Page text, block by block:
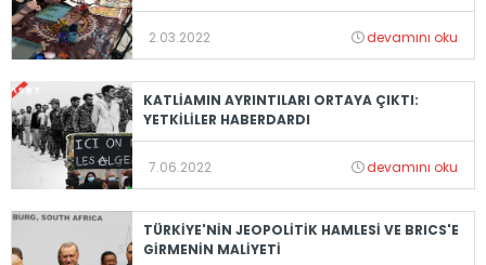
2.03.2022 devamını oku
KATLİAMIN AYRINTILARI ORTAYA ÇIKTI:
YETKİLİLER HABERDARDI
7.06.2022 devamını oku
TÜRKİYE'NİN JEOPOLİTİK HAMLESİ VE BRICS'E
GİRMENİN MALİYETİ